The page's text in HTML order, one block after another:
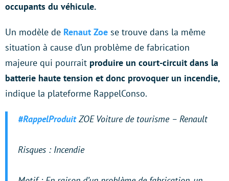
occupants du véhicule.
Un modèle de Renaut Zoe se trouve dans la même
situation à cause d’un problème de fabrication
majeure qui pourrait produire un court-circuit dans la
batterie haute tension et donc provoquer un incendie,
indique la plateforme RappelConso.
#RappelProduitZOE Voiture de tourisme – Renault
Risques : Incendie